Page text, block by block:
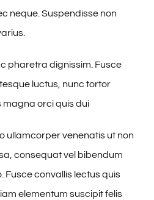
neque. Suspendisse non
pharetra dignissim. Fusce
luctus, nunc tortor
magna orci quis dui
ullamcorper venenatis ut non
consequat vel bibendum
Fusce convallis lectus quis
elementum suscipit felis